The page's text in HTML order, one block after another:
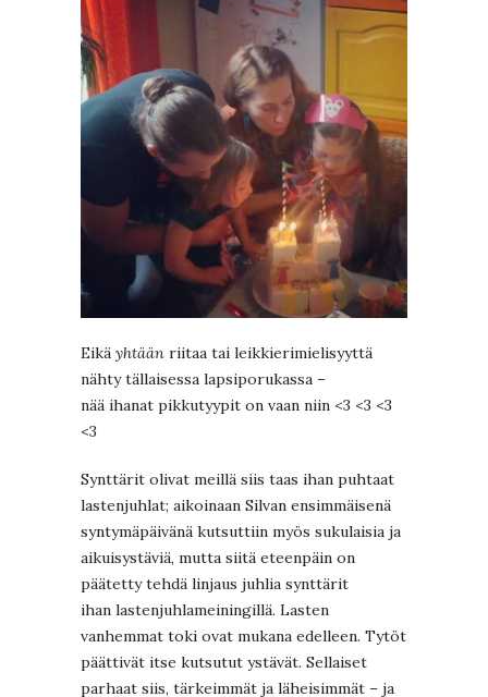
Eikä yhtään riitaa tai leikkierimielisyyttä
nähty tällaisessa lapsiporukassa –
nää ihanat pikkutyypit on vaan niin <3 <3 <3
<3
Synttärit olivat meillä siis taas ihan puhtaat
lastenjuhlat; aikoinaan Silvan ensimmäisenä
syntymäpäivänä kutsuttiin myös sukulaisia ja
aikuisystäviä, mutta siitä eteenpäin on
päätetty tehdä linjaus juhlia synttärit
ihan lastenjuhlameiningillä. Lasten
vanhemmat toki ovat mukana edelleen. Tytöt
päättivät itse kutsutut ystävät. Sellaiset
parhaat siis, tärkeimmät ja läheisimmät – ja